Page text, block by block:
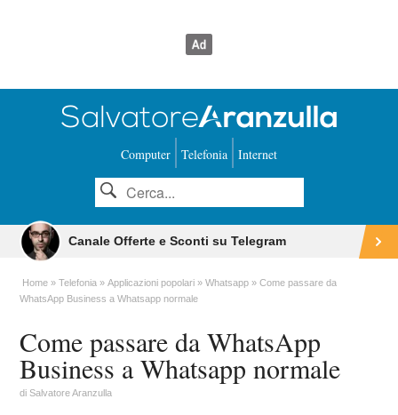
Computer Telefonia Internet
Canale Offerte e Sconti su Telegram
Home Telefonia Applicazioni popolari Whatsapp
Come passare da
WhatsApp Business a Whatsapp normale
Come passare da WhatsApp
Business a Whatsapp normale
diSalvatore Aranzulla